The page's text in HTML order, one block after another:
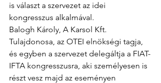
is választ a szervezet az idei
kongresszus alkalmával.
Balogh Károly, A Karsol Kft.
Tulajdonosa, az OTEI elnökségi tagja,
és egyben a szervezet delegáltja a FIAT-
IFTA kongresszusra, aki személyesen is
részt vesz majd az eseményen